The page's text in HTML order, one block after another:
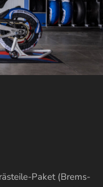
Paket (Brems-